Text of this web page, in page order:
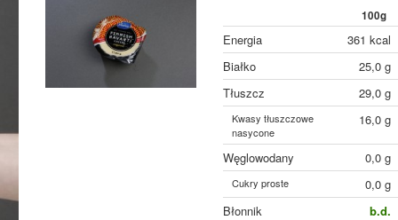
100g
Energia 361 kcal
Białko
25,0 g
Tłuszcz
29,0 g
Kwasy tłuszczowe
nasycone
16,0 g
Węglowodany 0,0 g
Cukry proste 0,0 g
Błonnik
b.d.